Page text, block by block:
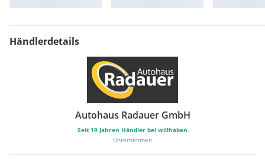
Händlerdetails
Autohaus Radauer GmbH
Seit 19 Jahren Händler bei willhaben
Unternehmen